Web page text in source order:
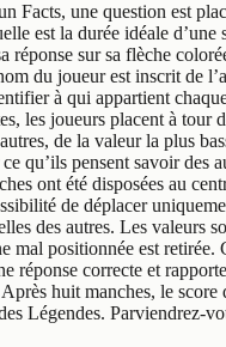
Facts, une question est
est la durée idéale d’une
réponse sur sa flèche
du joueur est inscrit de
à qui appartient
les joueurs placent à tour
de la valeur la plus
qu’ils pensent savoir des
ont été disposées au
de déplacer
des autres. Les valeurs
mal positionnée est retirée.
réponse correcte et
huit manches, le score
Légendes. Parviendrez-